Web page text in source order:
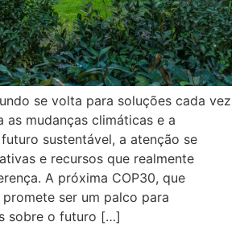
se volta para soluções cada vez
as mudanças climáticas e a
sustentável, a atenção se
e recursos que realmente
A próxima COP30, que
ser um palco para
sobre o futuro […]